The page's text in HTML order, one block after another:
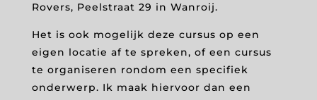
Rovers, Peelstraat 29 in Wanroij.
Het is ook mogelijk deze cursus op een
eigen locatie af te spreken, of een cursus
te organiseren rondom een specifiek
onderwerp. Ik maak hiervoor dan een